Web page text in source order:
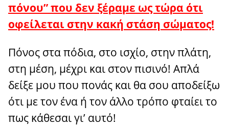
πόνου” που δεν ξέραμε ως τώρα ότι
οφείλεται στην κακή στάση σώματος!
Πόνος στα πόδια, στο ισχίο, στην πλάτη,
στη μέση, μέχρι και στον πισινό! Απλά
δείξε μου που πονάς και θα σου αποδείξω
ότι με τον ένα ή τον άλλο τρόπο φταίει το
πως κάθεσαι γι’ αυτό!